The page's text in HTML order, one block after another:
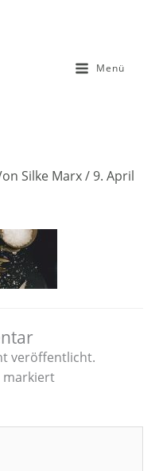
Menü
Silke Marx/ 9. April
veröffentlicht.
markiert